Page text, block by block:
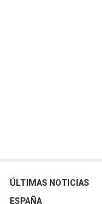
ÚLTIMAS NOTICIAS
ESPAÑA